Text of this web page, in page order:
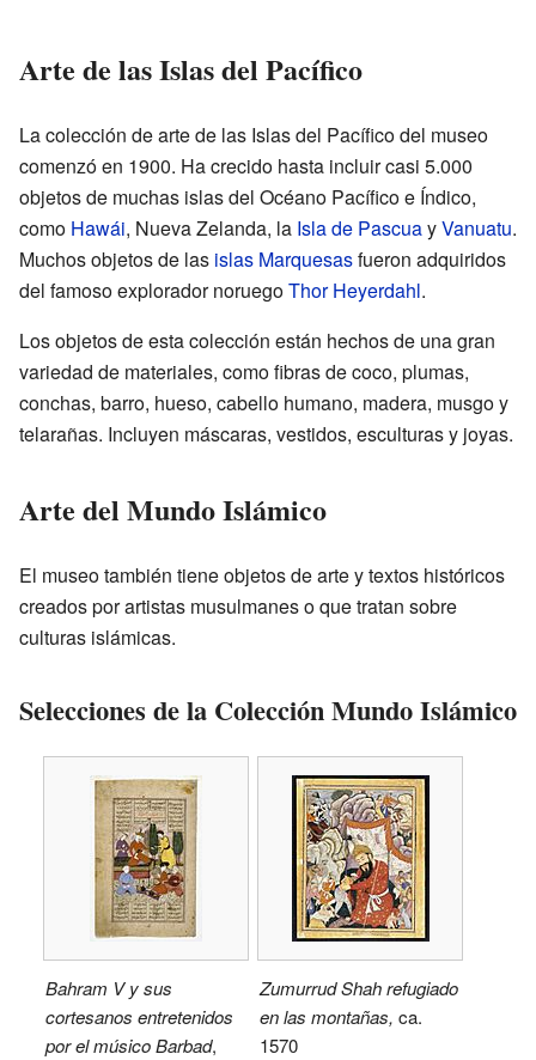
Arte de las Islas del Pacífico
La colección de arte de las Islas del Pacífico del museo
comenzó en 1900. Ha crecido hasta incluir casi 5.000
objetos de muchas islas del Océano Pacífico e Índico,
como Hawái, Nueva Zelanda, la Isla de PascuayVanuatu.
Muchos objetos de las islas Marquesasfueron adquiridos
del famoso explorador noruegoThor Heyerdahl.
Los objetos de esta colección están hechos de una gran
variedad de materiales, como fibras de coco, plumas,
conchas, barro, hueso, cabello humano, madera, musgo y
telarañas. Incluyen máscaras, vestidos, esculturas y joyas.
Arte del Mundo Islámico
El museo también tiene objetos de arte y textos históricos
creados por artistas musulmanes o que tratan sobre
culturas islámicas.
Selecciones de la Colección Mundo Islámico
Bahram V y sus
cortesanos entretenidos
por el músico Barbad,
Zumurrud Shah refugiado
en las montañas, ca.
1570